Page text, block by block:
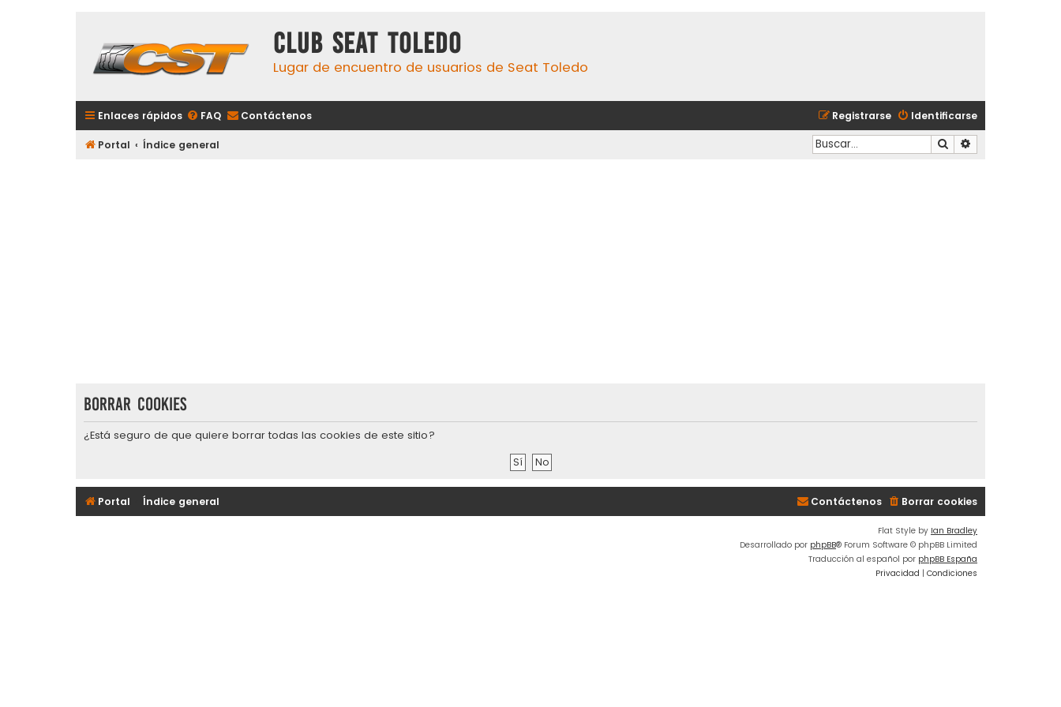
Club Seat Toledo
Lugar de encuentro de usuarios de Seat Toledo
Enlaces rápidos FAQ Contáctenos Identificarse
Registrarse
Portal Índice general Buscar
Borrar cookies
¿Está seguro de que quiere borrar todas las cookies de este sitio?
Portal Índice general Borrar cookies
Contáctenos
Flat Style by Ian Bradley
Desarrollado por phpBB® Forum Software © phpBB Limited
Traducción al español por phpBB España
Privacidad | Condiciones